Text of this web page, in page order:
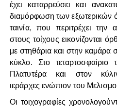
έχει καταρρεύσει και
διαμόρφωση των εξωτερικών
ταινία, που περιτρέχει
στους τοίχους εικονίζονται
με στηθάρια και στην καμάρα
κύκλο. Στο τεταρτοσφαίριο
Πλατυτέρα και στον
ιεράρχες ενώπιον του
Οι τοιχογραφίες